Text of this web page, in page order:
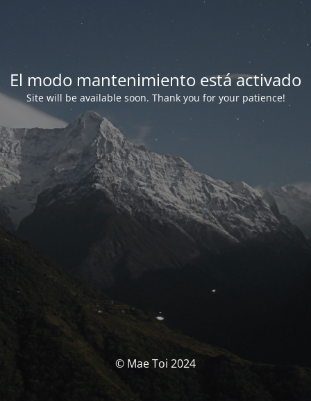
El modo mantenimiento está activado
Site will be available soon. Thank you for your patience!
© Mae Toi 2024